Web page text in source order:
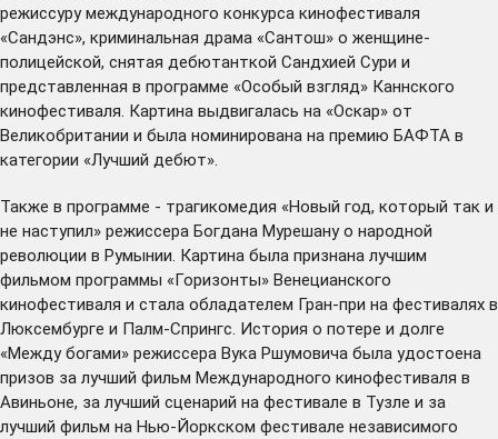
режиссуру международного конкурса кинофестиваля
«Сандэнс», криминальная драма «Сантош» о женщине-
полицейской, снятая дебютанткой Сандхией Сури и
представленная в программе «Особый взгляд» Каннского
кинофестиваля. Картина выдвигалась на «Оскар» от
Великобритании и была номинирована на премию БАФТА в
категории «Лучший дебют».
Также в программе - трагикомедия «Новый год, который так и
не наступил» режиссера Богдана Мурешану о народной
революции в Румынии. Картина была признана лучшим
фильмом программы «Горизонты» Венецианского
кинофестиваля и стала обладателем Гран-при на фестивалях в
Люксембурге и Палм-Спрингс. История о потере и долге
«Между богами» режиссера Вука Ршумовича была удостоена
призов за лучший фильм Международного кинофестиваля в
Авиньоне, за лучший сценарий на фестивале в Тузле и за
лучший фильм на Нью-Йоркском фестивале независимого